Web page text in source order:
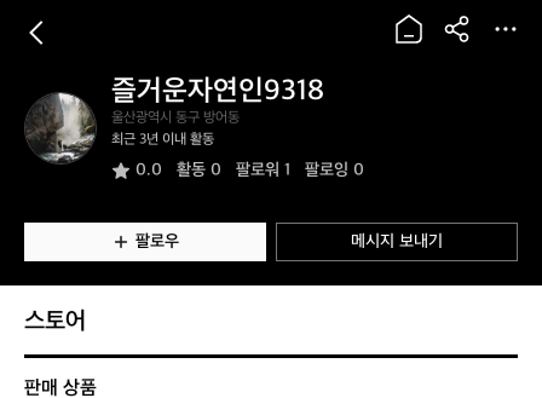
즐
거
운
인
3
1
8
즐거운자연인9318
울산광역시 동구 방어동
최근 3년 이내 활동
0.0 활동 0 팔로워 1 팔로잉 0
팔로우 메시지 보내기
스토어
판매 상품